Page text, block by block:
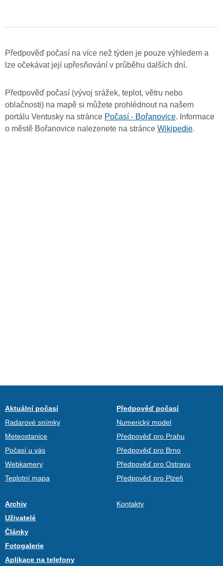
Předpověď počasí na více než týden je pouze výhledem a
lze očekávat její upřesňování v průběhu dalších dní.
Předpověď počasí (vývoj srážek, teplot, větru nebo
oblačnosti) na mapě si můžete prohlédnout na našem
portálu Ventusky na stránce Počasí - Bořanovice. Informace
o městě Bořanovice nalezenete na stránce Wikipedie.
Aktuální počasí
Radarové snímky
Meteostanice
Počasí u vás
Webkamery
Teplotní mapa
Předpověď počasí
Numerický model
Předpověď pro Prahu
Předpověď pro Brno
Předpověď pro Ostravu
Předpověď pro Plzeň
Archiv
Uživatelé
Články
Fotogalerie
Aplikace na telefony
Kontakty